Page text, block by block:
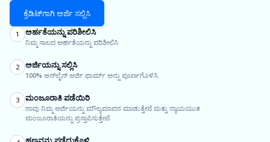
ಕ್ರೆಡಿಟ್‌ಗಾಗಿ ಅರ್ಜಿ ಸಲ್ಲಿಸಿ
1 ಅರ್ಹತೆಯನ್ನು ಪರಿಶೀಲಿಸಿ
ನಿಮ್ಮ ಸಾಲದ ಅರ್ಹತೆಯನ್ನು ಪರಿಶೀಲಿಸಿ
2 ಅರ್ಜಿಯನ್ನು ಸಲ್ಲಿಸಿ
100% ಆನ್‌ಲೈನ್ ಅರ್ಜಿ ಫಾರ್ಮ್ ಅನ್ನು ಪೂರ್ಣಗೊಳಿಸಿ
3 ಮಂಜೂರಾತಿ ಪಡೆಯಿರಿ
ನಾವು ನಿಮ್ಮ ಅರ್ಜಿಯನ್ನು ಮೌಲ್ಯಮಾಪನ ಮಾಡುತ್ತೇವೆ ಮತ್ತು ನ್ಯಾಯಯುತ
ಮಂಜೂರಾತಿಯನ್ನು ಪ್ರಸ್ತಾಪಿಸುತ್ತೇವೆ